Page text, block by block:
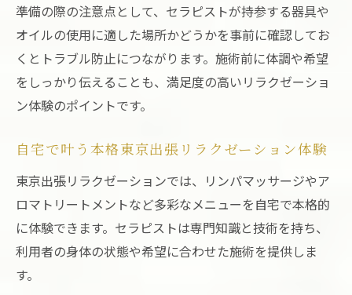
ストレス解消に東京出張リラクゼーション
が最適
疲れた日に便利な東京出張リラクゼーショ
ン予約術
ホテルで受ける東京出張リラクゼーションの新
ホテル滞在時の東京出張リラクゼーション
の魅力
出張や旅行先での東京出張リラクゼーショ
ン活用法
東京出張リラクゼーションでホテル時間を
準備の際の注意点として、セラピストが持参する器具や
オイルの使用に適した場所かどうかを事前に確認してお
くとトラブル防止につながります。施術前に体調や希望
をしっかり伝えることも、満足度の高いリラクゼーショ
ン体験のポイントです。
自宅で叶う本格東京出張リラクゼーション体験
東京出張リラクゼーションでは、リンパマッサージやア
ロマトリートメントなど多彩なメニューを自宅で本格的
に体験できます。セラピストは専門知識と技術を持ち、
利用者の身体の状態や希望に合わせた施術を提供しま
す。